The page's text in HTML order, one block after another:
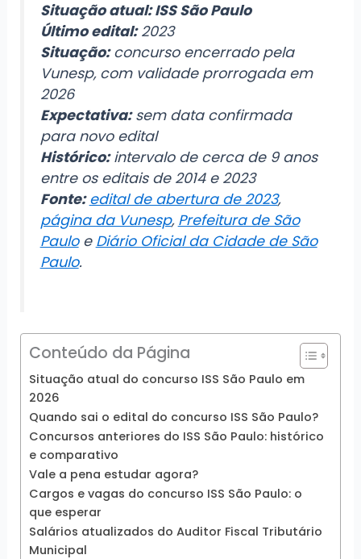
Situação atual: ISS São Paulo
Último edital:2023
Situação:concurso encerrado pela
Vunesp, com validade prorrogada em
2026
Expectativa:sem data confirmada
para novo edital
Histórico:intervalo de cerca de 9 anos
entre os editais de 2014 e 2023
Fonte: edital de abertura de 2023,
página da Vunesp, Prefeitura de São
Pauloe Diário Oficial da Cidade de São
Paulo.
Conteúdo da Página
Situação atual do concurso ISS São Paulo em
2026
Quando sai o edital do concurso ISS São Paulo?
Concursos anteriores do ISS São Paulo: histórico
e comparativo
Vale a pena estudar agora?
Cargos e vagas do concurso ISS São Paulo: o
que esperar
Salários atualizados do Auditor Fiscal Tributário
Municipal